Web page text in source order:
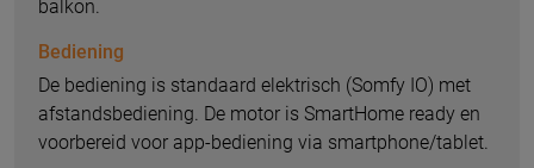
balkon.
Bediening
De bediening is standaard elektrisch (Somfy IO) met
afstandsbediening. De motor is SmartHome ready en
voorbereid voor app-bediening via smartphone/tablet.